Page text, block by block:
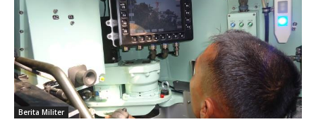
Berita Militer